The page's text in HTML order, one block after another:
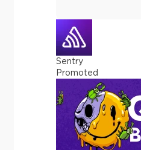
Sentry
Promoted